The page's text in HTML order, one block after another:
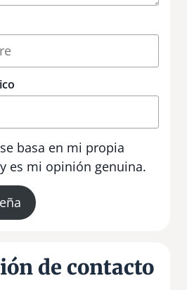
basa en mi propia
es mi opinión genuina.
de contacto